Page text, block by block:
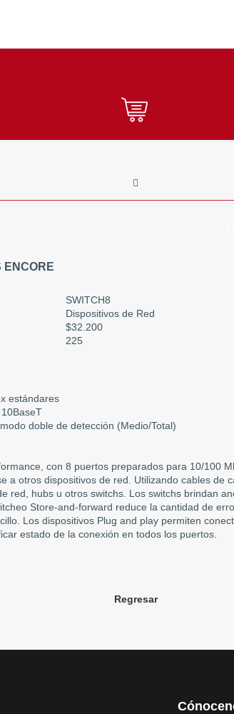
ENCORE
SWITCH8
Dispositivos de Red
$32.200
225
estándares
doble de detección (Medio/Total)
con 8 puertos preparados para 10/100
a otros dispositivos de red. Utilizando cables de
red, hubs u otros switchs. Los switchs brindan
Store-and-forward reduce la cantidad de
Los dispositivos Plug and play permiten
estado de la conexión en todos los puertos.
Regresar